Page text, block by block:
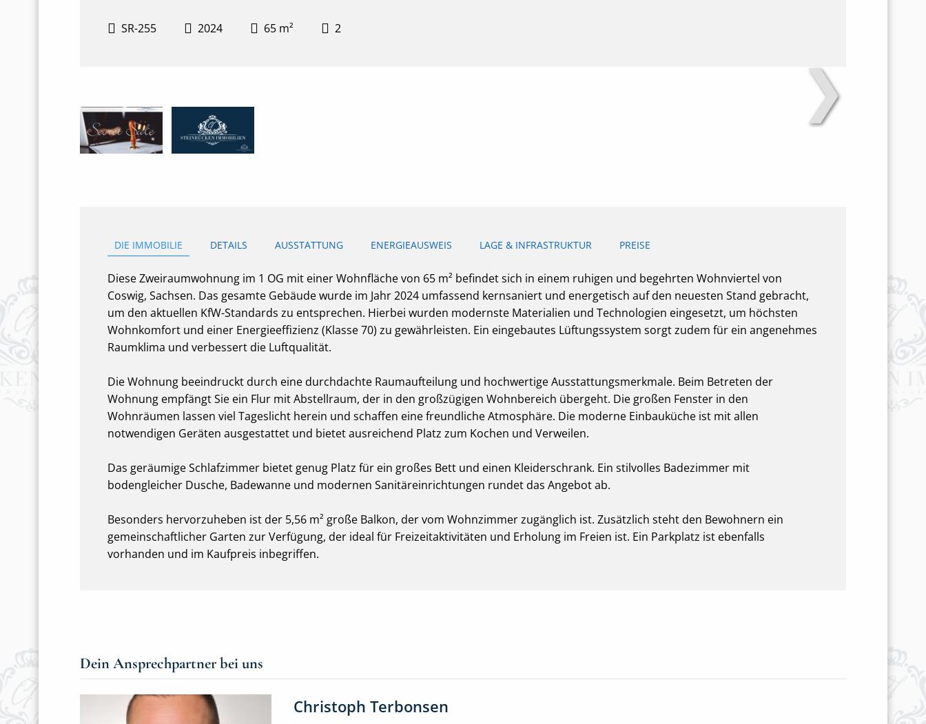
SR-255 2024 65 m² 2
❯
DIE IMMOBILIE DETAILS AUSSTATTUNG ENERGIEAUSWEIS LAGE & INFRASTRUKTUR PREISE
Diese Zweiraumwohnung im 1 OG mit einer Wohnfläche von 65 m² befindet sich in einem ruhigen und begehrten Wohnviertel von
Coswig, Sachsen. Das gesamte Gebäude wurde im Jahr 2024 umfassend kernsaniert und energetisch auf den neuesten Stand gebracht,
um den aktuellen KfW-Standards zu entsprechen. Hierbei wurden modernste Materialien und Technologien eingesetzt, um höchsten
Wohnkomfort und einer Energieeffizienz (Klasse 70) zu gewährleisten. Ein eingebautes Lüftungssystem sorgt zudem für ein angenehmes
Raumklima und verbessert die Luftqualität.
Die Wohnung beeindruckt durch eine durchdachte Raumaufteilung und hochwertige Ausstattungsmerkmale. Beim Betreten der
Wohnung empfängt Sie ein Flur mit Abstellraum, der in den großzügigen Wohnbereich übergeht. Die großen Fenster in den
Wohnräumen lassen viel Tageslicht herein und schaffen eine freundliche Atmosphäre. Die moderne Einbauküche ist mit allen
notwendigen Geräten ausgestattet und bietet ausreichend Platz zum Kochen und Verweilen.
Das geräumige Schlafzimmer bietet genug Platz für ein großes Bett und einen Kleiderschrank. Ein stilvolles Badezimmer mit
bodengleicher Dusche, Badewanne und modernen Sanitäreinrichtungen rundet das Angebot ab.
Besonders hervorzuheben ist der 5,56 m² große Balkon, der vom Wohnzimmer zugänglich ist. Zusätzlich steht den Bewohnern ein
gemeinschaftlicher Garten zur Verfügung, der ideal für Freizeitaktivitäten und Erholung im Freien ist. Ein Parkplatz ist ebenfalls
vorhanden und im Kaufpreis inbegriffen.
Dein Ansprechpartner bei uns
Christoph Terbonsen